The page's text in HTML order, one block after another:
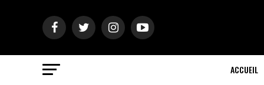
ACCUEIL